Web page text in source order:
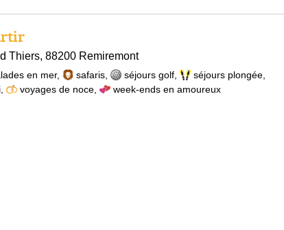
Thiers, 88200 Remiremont
en mer, safaris séjours golf séjours plongée
voyages de noce week-ends en amoureux